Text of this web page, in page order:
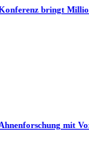
bringt
mit